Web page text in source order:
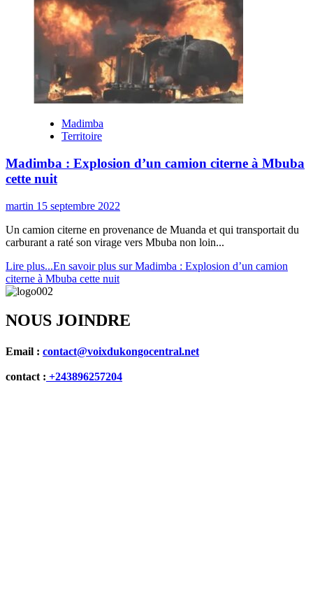
Madimba
Territoire
Madimba : Explosion d’un camion citerne à Mbuba
cette nuit
martin 15 septembre 2022
Un camion citerne en provenance de Muanda et qui transportait du
carburant a raté son virage vers Mbuba non loin...
Lire plus...En savoir plus sur Madimba : Explosion d’un camion
citerne à Mbuba cette nuit
NOUS JOINDRE
Email : contact@voixdukongocentral.net
contact : +243896257204